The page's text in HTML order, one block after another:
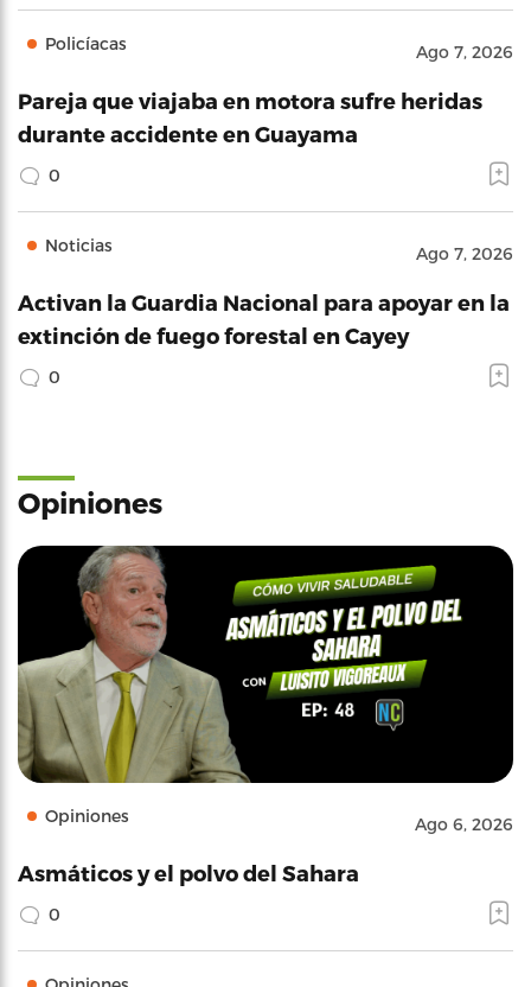
Policíacas Ago 7, 2026
Pareja que viajaba en motora sufre heridas
durante accidente en Guayama
0
Noticias Ago 7, 2026
Activan la Guardia Nacional para apoyar en la
extinción de fuego forestal en Cayey
0
Opiniones
Opiniones Ago 6, 2026
Asmáticos y el polvo del Sahara
0